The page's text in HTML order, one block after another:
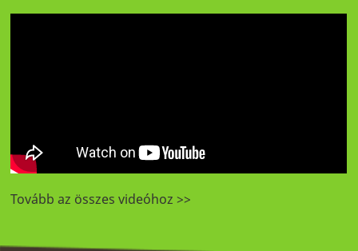
Tovább az összes videóhoz >>